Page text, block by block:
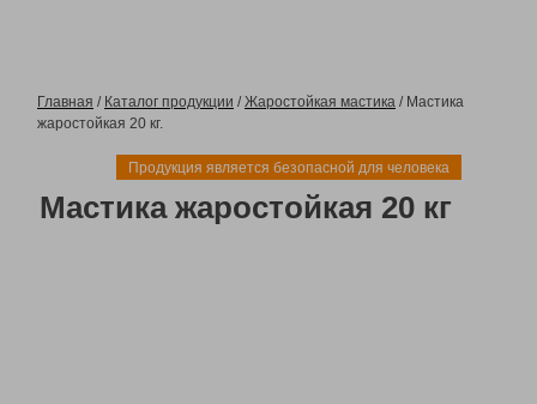
Продукция является безопасной для человека
Главная / Каталог продукции /Жаростойкая мастика / Мастика
жаростойкая 20 кг.
Мастика жаростойкая 20 кг